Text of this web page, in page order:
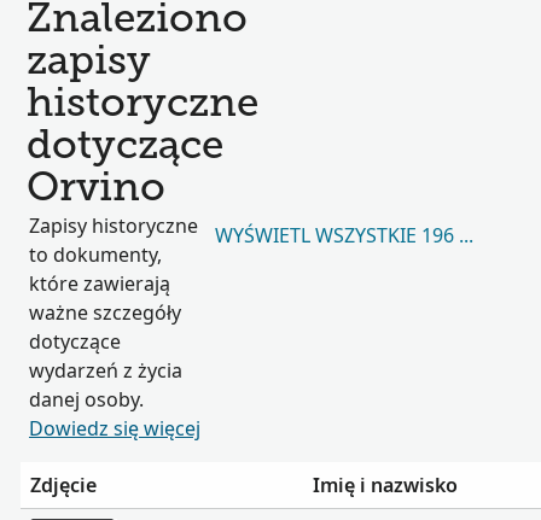
Znaleziono
zapisy
historyczne
dotyczące
Orvino
Zapisy historyczne
to dokumenty,
które zawierają
ważne szczegóły
dotyczące
wydarzeń z życia
danej osoby.
Dowiedz się więcej
WYŚWIETL WSZYSTKIE 196 520
Zdjęcie
Imię i nazwisko